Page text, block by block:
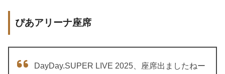
ぴあアリーナ座席
DayDay.SUPER LIVE 2025、座席出ましたねー